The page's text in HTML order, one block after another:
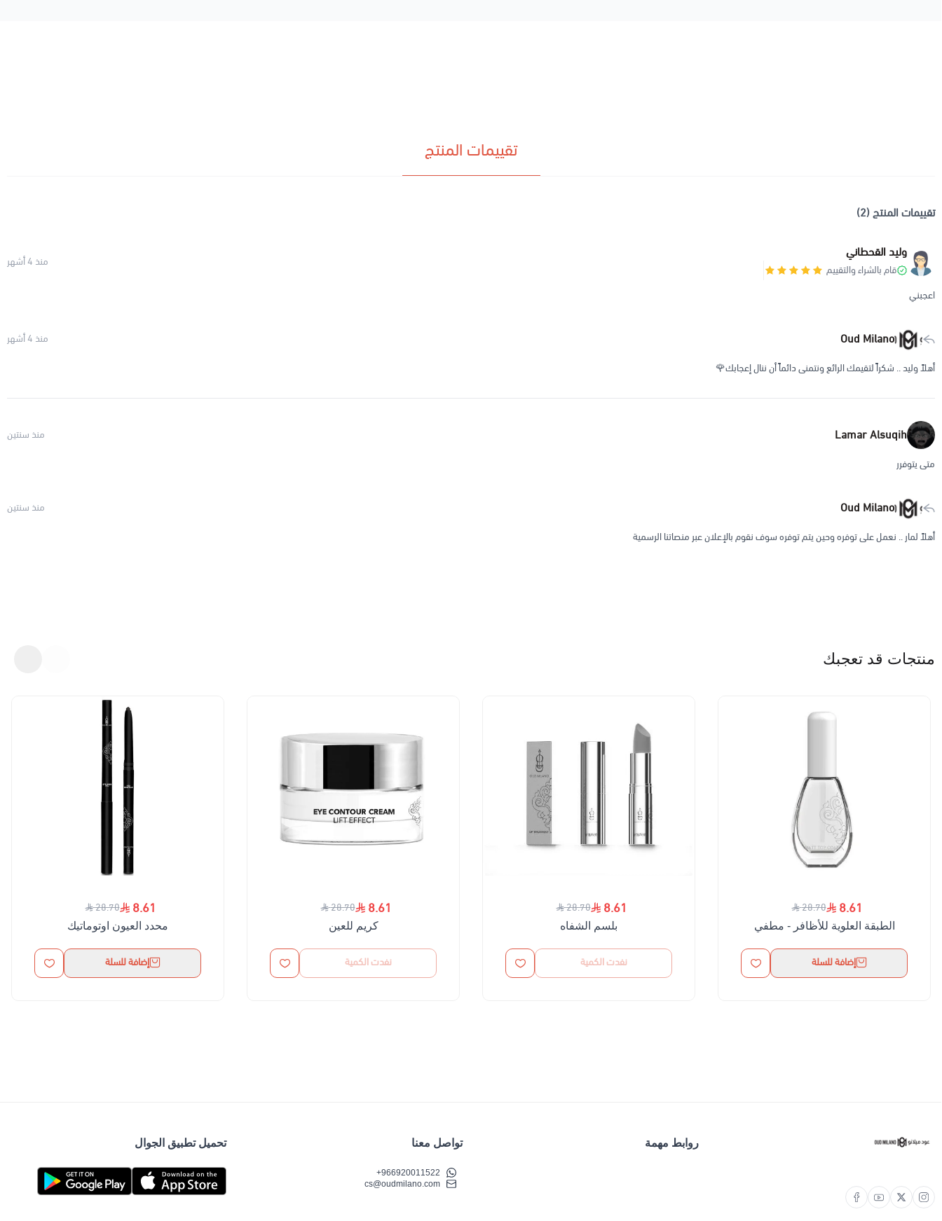
تقييمات المنتج
تقييمات المنتج (2)
وليد القحطاني
قام بالشراء والتقييم
منذ 4 أشهر
اعجبني
Oud Milano
منذ 4 أشهر
أهلاً وليد .. شكراً لتقيمك الرائع ونتمنى دائماً أن ننال إعجابك🌹
Lamar Alsuqih
منذ سنتين
متى يتوفرر
Oud Milano
منذ سنتين
أهلاً لمار .. نعمل على توفره وحين يتم توفره سوف نقوم بالإعلان عبر منصاتنا الرسمية
منتجات قد تعجبك
8.61
28.70
الطبقة العلوية للأظافر - مطفي
إضافة للسلة
8.61
28.70
بلسم الشفاه
نفدت الكمية
8.61
28.70
كريم للعين
نفدت الكمية
8.61
28.70
محدد العيون اوتوماتيك
إضافة للسلة
روابط مهمة تواصل معنا
+966920011522
cs@oudmilano.com
تحميل تطبيق الجوال